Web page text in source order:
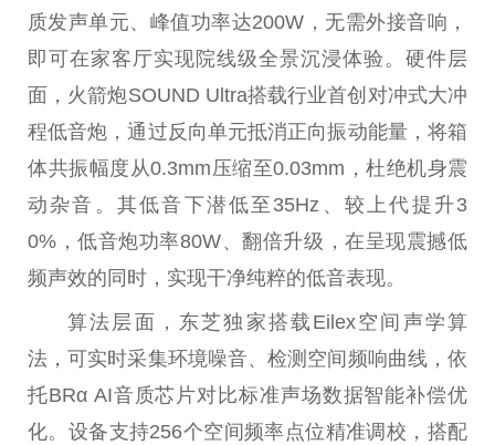
质发声单元、峰值功率达200W，无需外接音响，
即可在家客厅实现院线级全景沉浸体验。硬件层
面，火箭炮SOUND Ultra搭载行业首创对冲式大冲
程低音炮，通过反向单元抵消正向振动能量，将箱
体共振幅度从0.3mm压缩至0.03mm，杜绝机身震
动杂音。其低音下潜低至35Hz、较上代提升3
0%，低音炮功率80W、翻倍升级，在呈现震撼低
频声效的同时，实现干净纯粹的低音表现。
算法层面，东芝独家搭载Eilex空间声学算
法，可实时采集环境噪音、检测空间频响曲线，依
托BRα AI音质芯片对比标准声场数据智能补偿优
化。设备支持256个空间频率点位精准调校，搭配